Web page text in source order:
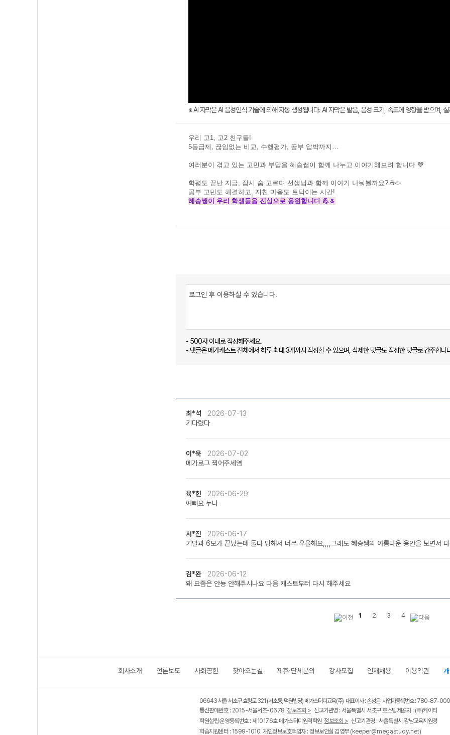
※ AI 자막은 AI 음성인식 기술에 의해 자동 생성됩니다. AI 자막은 발음, 음성 크기, 속도에 영향을 받으며,
우리 고1, 고2 친구들!
5등급제, 끊임없는 비교, 수행평가, 공부 압박까지…
여러분이 겪고 있는 고민과 부담을 혜승쌤이 함께 나누고 이야기해보려 합니다 💙
학평도 끝난 지금, 잠시 숨 고르며 선생님과 함께 이야기 나눠볼까요? ☕✨
공부 고민도 해결하고, 지친 마음도 토닥이는 시간!
혜승쌤이 우리 학생들을 진심으로 응원합니다 💪🌷
- 500자 이내로 작성해주세요.
- 댓글은 메가캐스트 전체에서 하루 최대 3개까지 작성할 수 있으며, 삭제한 댓글도 작성한 댓글로 간주합니
최*석 2026-07-13
기다렸다
이*욱 2026-07-02
메가로그 찍어주세염
육*헌 2026-06-29
예뻐요 누나
서*진 2026-06-17
기말과 6모가 끝났는데 둘다 망해서 너무 우울해요,,,,그래도 혜승쌤의 아름다운 용안을 보면서
김*완 2026-06-12
왜 요즘은 안뇽 안해주시나요 다음 캐스트부터 다시 해주세요
1 2 3 4
회사소개 언론보도 사회공헌 찾아오는길 제휴·단체문의 강사모집 인재채용 이용약관
06643 서울 서초구 효령로 321 (서초동, 덕원빌딩) 메가스터디교육(주) 대표이사 : 손성은 사업자등록번호 : 780-87-
통신판매번호 : 2015-서울서초-0678 정보조회 > 신고기관명 : 서울특별시 서초구 호스팅제공자 : (주)케이티
학원설립·운영등록번호 : 제10176호 메가스터디원격학원 정보조회 > 신고기관명 : 서울특별시 강남교육지원청
학습지원센터 : 1599-1010 개인정보보호책임자 : 정보보안실 김영무(keeper@megastudy.net)